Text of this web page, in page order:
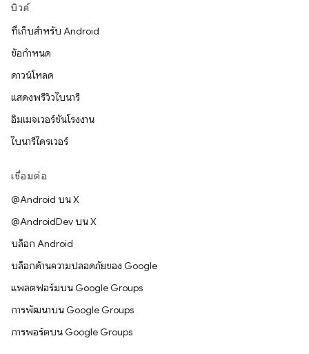
บิวด์
ที่เก็บสำหรับ Android
ข้อกำหนด
ดาวน์โหลด
แสดงพรีวิวไบนารี
อิมเมจเวอร์ชันโรงงาน
ไบนารีไดรเวอร์
เชื่อมต่อ
@Android บน X
@AndroidDev บน X
บล็อก Android
บล็อกด้านความปลอดภัยของ Google
แพลตฟอร์มบน Google Groups
การพัฒนาบน Google Groups
การพอร์ตบน Google Groups